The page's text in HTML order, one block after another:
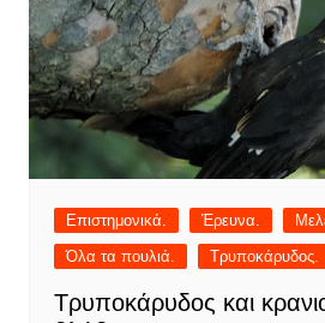
Επιστημονικά. Έρευνα.
Όλα τα πουλιά.
Τρυποκάρυδος.
Τρυποκάρυδος και